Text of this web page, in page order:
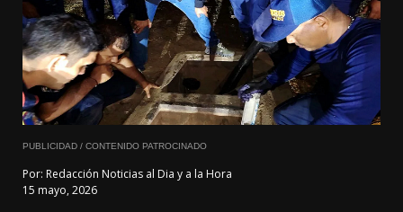
PUBLICIDAD / CONTENIDO PATROCINADO
Por: Redacción Noticias al Dia y a la Hora
15 mayo, 2026